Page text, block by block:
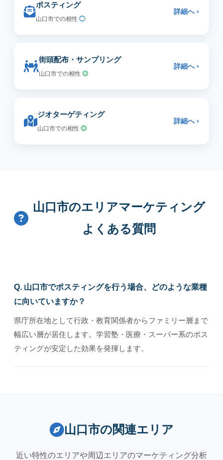
ポスティング
山口市での相性 ◯
詳細へ ›
街頭配布・サンプリング
山口市での相性 ◎
詳細へ ›
ジオターゲティング
山口市での相性 ◎
詳細へ ›
山口市のエリアマーケティング
よくある質問
Q. 山口市でポスティングを行う場合、どのような業種
に向いていますか？
県庁所在地として行政・教育関係者からファミリー層まで
幅広い層が居住します。学習塾・医療・スーパー系のポス
ティングが安定した効果を発揮します。
山口市の関連エリア
近い特性のエリアや周辺エリアのマーケティング分析